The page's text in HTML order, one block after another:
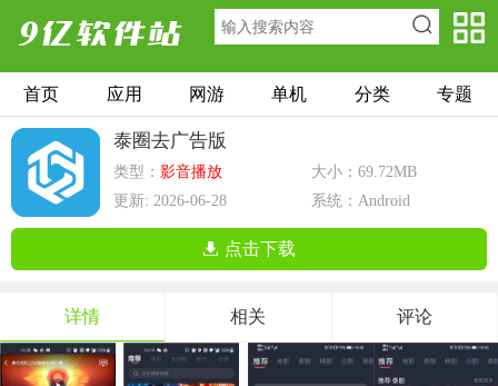
首页 应用 网游 单机 分类 专题
泰圈去广告版
类型： 影音播放
大小：69.72MB
更新: 2026-06-28
系统：Android
点击下载
详情 相关 评论